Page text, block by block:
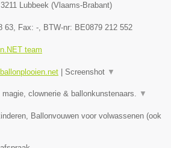
3211 Lubbeek (Vlaams-Brabant)
63, Fax: -, BTW-nr: BE0879 212 552
team
Screenshot ▼
clownerie & ballonkunstenaars. ▼
Ballonvouwen voor volwassenen (ook